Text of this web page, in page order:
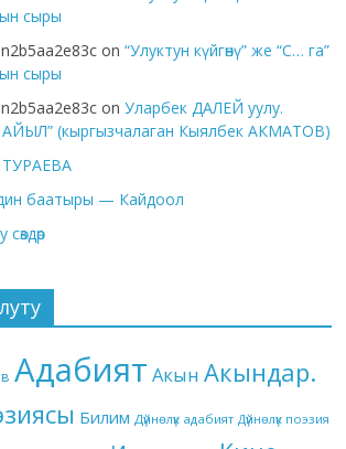
сыры
on“Улуктун күйгөнү” же “С… га”
сыры
onУларбек ДАЛЕЙ уулу.
(кыргызчалаган Кыялбек АКМАТОВ)
баатыры — Кайдоол
сөздөр
Адабият Акын Акындар.
Билим Дүйнөлүк адабият Дүйнөлүк поэзия